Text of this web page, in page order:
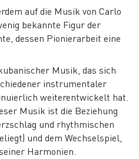
auf die Musik von Carlo
bekannte Figur der
dessen Pionierarbeit eine
Musik, das sich
instrumentaler
weiterentwickelt hat.
Musik ist die Beziehung
und rhythmischen
und dem Wechselspiel,
Harmonien.